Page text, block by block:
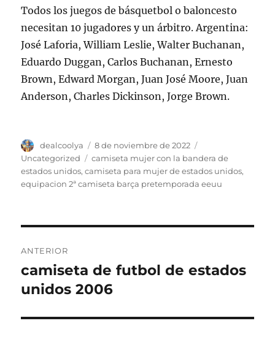
Todos los juegos de básquetbol o baloncesto
necesitan 10 jugadores y un árbitro. Argentina:
José Laforia, William Leslie, Walter Buchanan,
Eduardo Duggan, Carlos Buchanan, Ernesto
Brown, Edward Morgan, Juan José Moore, Juan
Anderson, Charles Dickinson, Jorge Brown.
Autor
dealcoolya
Publicado
el
8 de noviembre de 2022
Uncategorized
Etiquetas
camiseta mujer con la bandera de
estados unidos,camiseta para mujer de estados unidos,
equipacion 2ª camiseta barça pretemporada eeuu
de
entradas
ANTERIOR
Entrada
anterior:
camiseta de futbol de estados
unidos 2006